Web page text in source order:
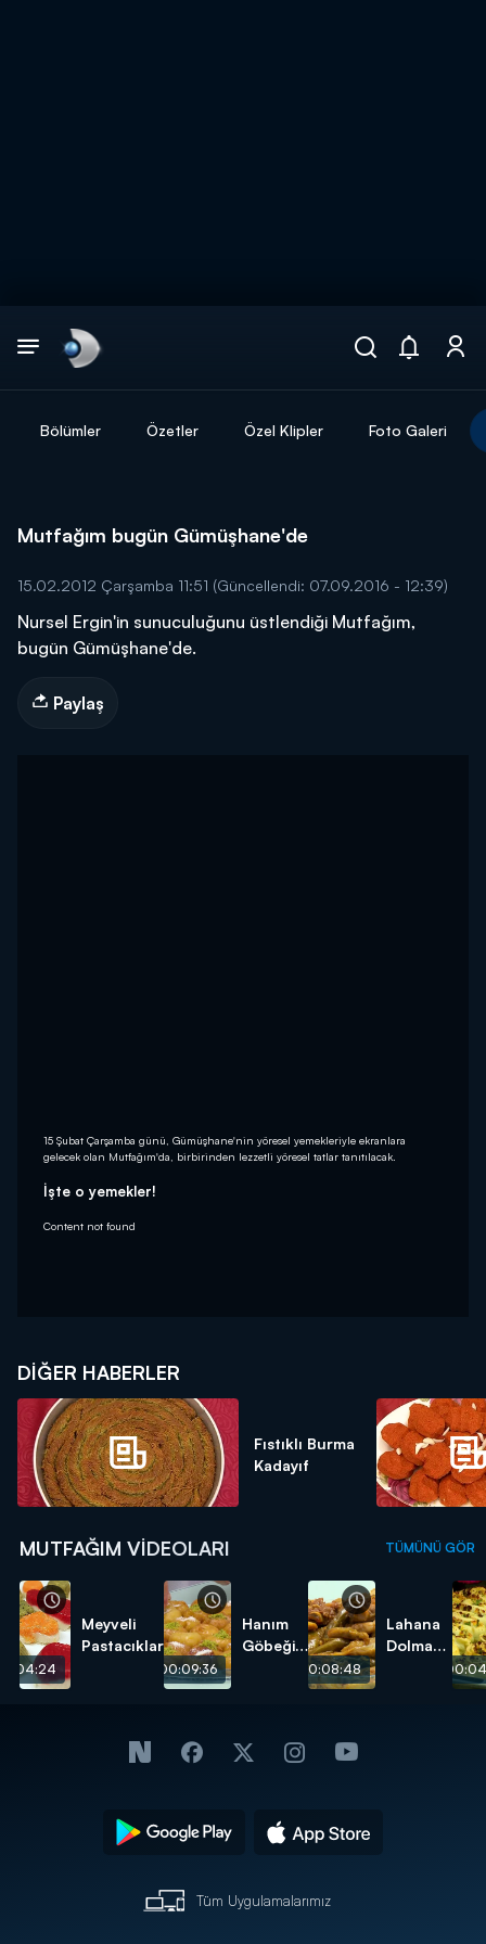
Bölümler Özetler Özel Klipler Foto Galeri
Mutfağım bugün Gümüşhane'de
15.02.2012 Çarşamba 11:51 (Güncellendi: 07.09.2016 - 12:39)
Nursel Ergin'in sunuculuğunu üstlendiği Mutfağım,
bugün Gümüşhane'de.
Paylaş
15 Şubat Çarşamba günü, Gümüşhane'nin yöresel yemekleriyle ekranlara
gelecek olan Mutfağım'da, birbirinden lezzetli yöresel tatlar tanıtılacak.
İşte o yemekler!
Content not found
DIĞER HABERLER
Fıstıklı Burma
Kadayıf
MUTFAĞIM VIDEOLARI TÜMÜNÜ GÖR
Meyveli
Pastacıklar
00:09:36
Hanım
Göbeği
00:08:48
Lahana
Dolması
Tüm Uygulamalarımız